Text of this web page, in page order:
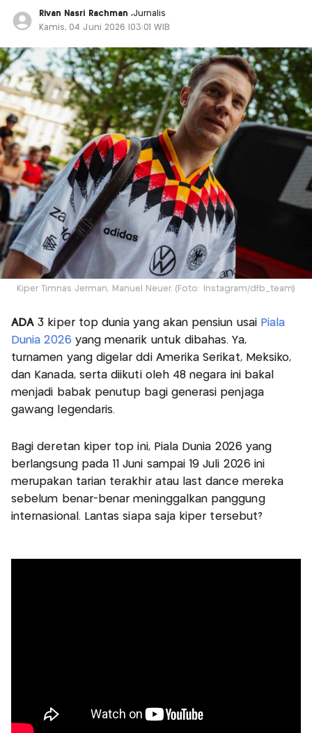
Rivan Nasri Rachman ,Jurnalis
Kamis, 04 Juni 2026 |03:01 WIB
Kiper Timnas Jerman, Manuel Neuer. (Foto: Instagram/dfb_team)
ADA 3 kiper top dunia yang akan pensiun usai Piala
Dunia 2026yang menarik untuk dibahas. Ya,
turnamen yang digelar ddi Amerika Serikat, Meksiko,
dan Kanada, serta diikuti oleh 48 negara ini bakal
menjadi babak penutup bagi generasi penjaga
gawang legendaris.
Bagi deretan kiper top ini, Piala Dunia 2026 yang
berlangsung pada 11 Juni sampai 19 Juli 2026 ini
merupakan tarian terakhir atau last dance mereka
sebelum benar-benar meninggalkan panggung
internasional. Lantas siapa saja kiper tersebut?